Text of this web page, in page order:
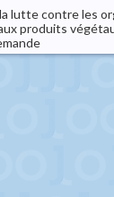
lutte contre les
produits